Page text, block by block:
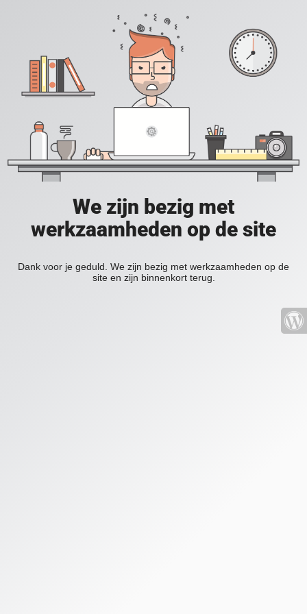
We zijn bezig met
werkzaamheden op de site
Dank voor je geduld. We zijn bezig met werkzaamheden op de
site en zijn binnenkort terug.